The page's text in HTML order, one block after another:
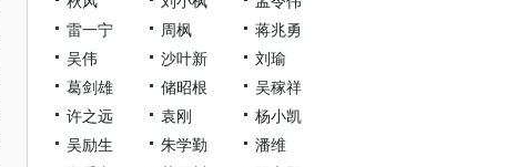
雷一宁
周枫
蒋兆勇
吴伟
沙叶新
刘瑜
葛剑雄
储昭根
吴稼祥
许之远
袁刚
杨小凯
吴励生
朱学勤
潘维